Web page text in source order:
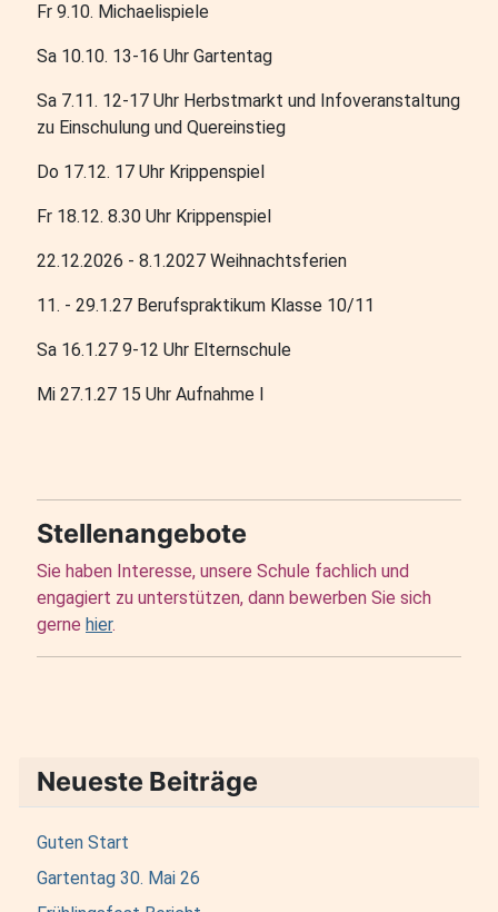
Fr 9.10. Michaelispiele
Sa 10.10. 13-16 Uhr Gartentag
Sa 7.11. 12-17 Uhr Herbstmarkt und Infoveranstaltung
zu Einschulung und Quereinstieg
Do 17.12. 17 Uhr Krippenspiel
Fr 18.12. 8.30 Uhr Krippenspiel
22.12.2026 - 8.1.2027 Weihnachtsferien
11. - 29.1.27 Berufspraktikum Klasse 10/11
Sa 16.1.27 9-12 Uhr Elternschule
Mi 27.1.27 15 Uhr Aufnahme I
Stellenangebote
Sie haben Interesse, unsere Schule fachlich und
engagiert zu unterstützen, dann bewerben Sie sich
gerne hier.
Neueste Beiträge
Guten Start
Gartentag 30. Mai 26